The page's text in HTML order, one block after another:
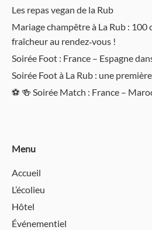
Les repas vegan de la Rub
Mariage champêtre à La Rub :
fraîcheur au rendez‑vous !
Soirée Foot : France – Espagne
Soirée Foot à La Rub : une
⚽️ 🍻 Soirée Match : France –
Menu
Accueil
L’écolieu
Hôtel
Événementiel